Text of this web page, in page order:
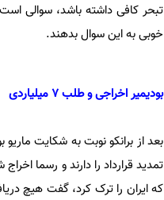
تبحر کافی داشته باشد، سوالی
خوبی به این سوال بدهند.
بودیمیر اخراجی و طلب 7 میلیاردی
بعد از برانکو نوبت به شکایت